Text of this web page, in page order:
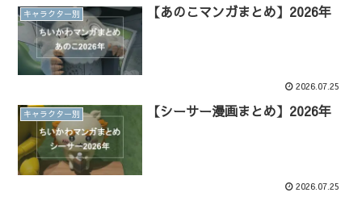
キャラクター別 【あのこマンガまとめ】2026年
2026.07.25
キャラクター別 【シーサー漫画まとめ】2026年
2026.07.25